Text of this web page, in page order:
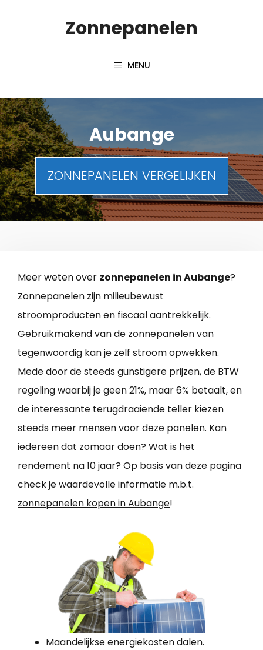
Zonnepanelen
MENU
Aubange
ZONNEPANELEN VERGELIJKEN
Meer weten over zonnepanelen in Aubange?
Zonnepanelen zijn milieubewust
stroomproducten en fiscaal aantrekkelijk.
Gebruikmakend van de zonnepanelen van
tegenwoordig kan je zelf stroom opwekken.
Mede door de steeds gunstigere prijzen, de BTW
regeling waarbij je geen 21%, maar 6% betaalt, en
de interessante terugdraaiende teller kiezen
steeds meer mensen voor deze panelen. Kan
iedereen dat zomaar doen? Wat is het
rendement na 10 jaar? Op basis van deze pagina
check je waardevolle informatie m.b.t.
zonnepanelen kopen in Aubange!
Maandelijkse energiekosten dalen.